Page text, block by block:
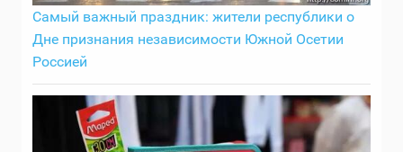
Самый важный праздник: жители республики о
Дне признания независимости Южной Осетии
Россией